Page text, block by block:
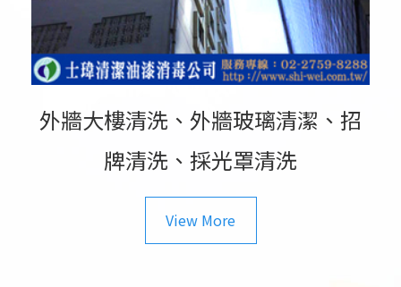
外牆大樓清洗、外牆玻璃清潔、招
牌清洗、採光罩清洗
View More